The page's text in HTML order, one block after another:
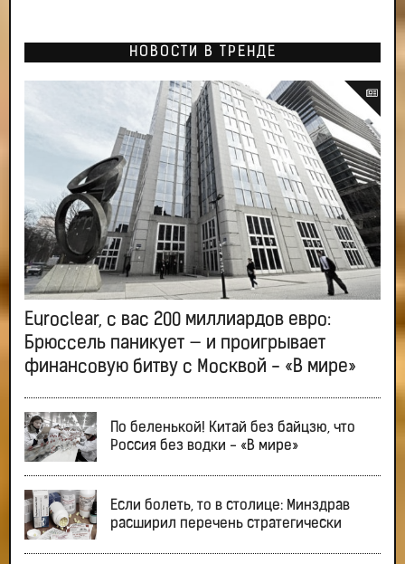
НОВОСТИ В ТРЕНДЕ
Euroclear, с вас 200 миллиардов евро:
Брюссель паникует — и проигрывает
финансовую битву с Москвой - «В мире»
По беленькой! Китай без байцзю, что
Россия без водки - «В мире»
Если болеть, то в столице: Минздрав
расширил перечень стратегически